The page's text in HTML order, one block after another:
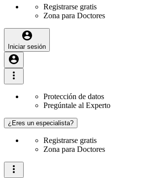
Registrarse gratis
Zona para Doctores
Iniciar sesión
Protección de datos
Pregúntale al Experto
¿Eres un especialista?
Registrarse gratis
Zona para Doctores